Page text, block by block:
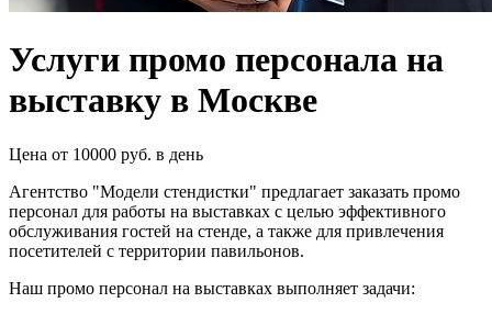
Услуги промо персонала на
выставку в Москве
Цена от 10000 руб. в день
Агентство "Модели стендистки" предлагает заказать промо
персонал для работы на выставках с целью эффективного
обслуживания гостей на стенде, а также для привлечения
посетителей с территории павильонов.
Наш промо персонал на выставках выполняет задачи: